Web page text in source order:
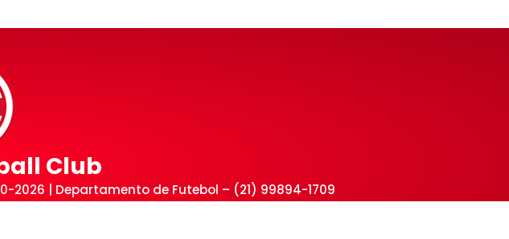
Club
2026 | Departamento de Futebol – (21) 99894-1709